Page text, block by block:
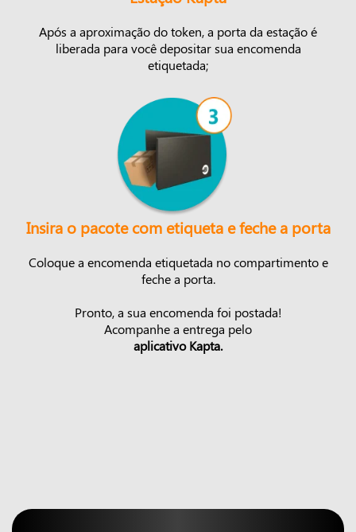
Após a aproximação do token, a porta da estação é
liberada para você depositar sua encomenda
etiquetada;
Insira o pacote com etiqueta e feche a porta
Coloque a encomenda etiquetada no compartimento e
feche a porta.
Pronto, a sua encomenda foi postada!
Acompanhe a entrega pelo
aplicativo Kapta.